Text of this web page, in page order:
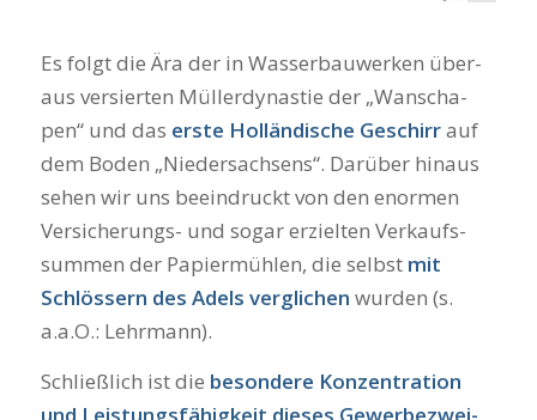
Es folgt die Ära der in Was­ser­bau­wer­ken über­
aus ver­sier­ten Mül­ler­dy­nas­tie der „Wanscha­
pen“ und das ers­te Hol­län­di­sche Geschirrauf
dem Boden „Nie­der­sach­sens“. Dar­über hin­aus
sehen wir uns beein­druckt von den enor­men
Ver­si­che­rungs- und sogar erziel­ten Ver­kaufs­
sum­men der Papier­müh­len, die selbst mit
Schlös­sern des Adels ver­gli­chen wur­den (s.
a.a.O.: Lehr­mann).
Schließ­lich ist die beson­de­re Kon­zen­tra­ti­on